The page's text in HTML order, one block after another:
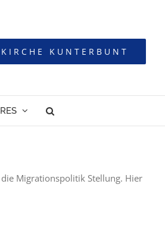
KIRCHE KUNTERBUNT
Migrationspolitik Stellung. Hier